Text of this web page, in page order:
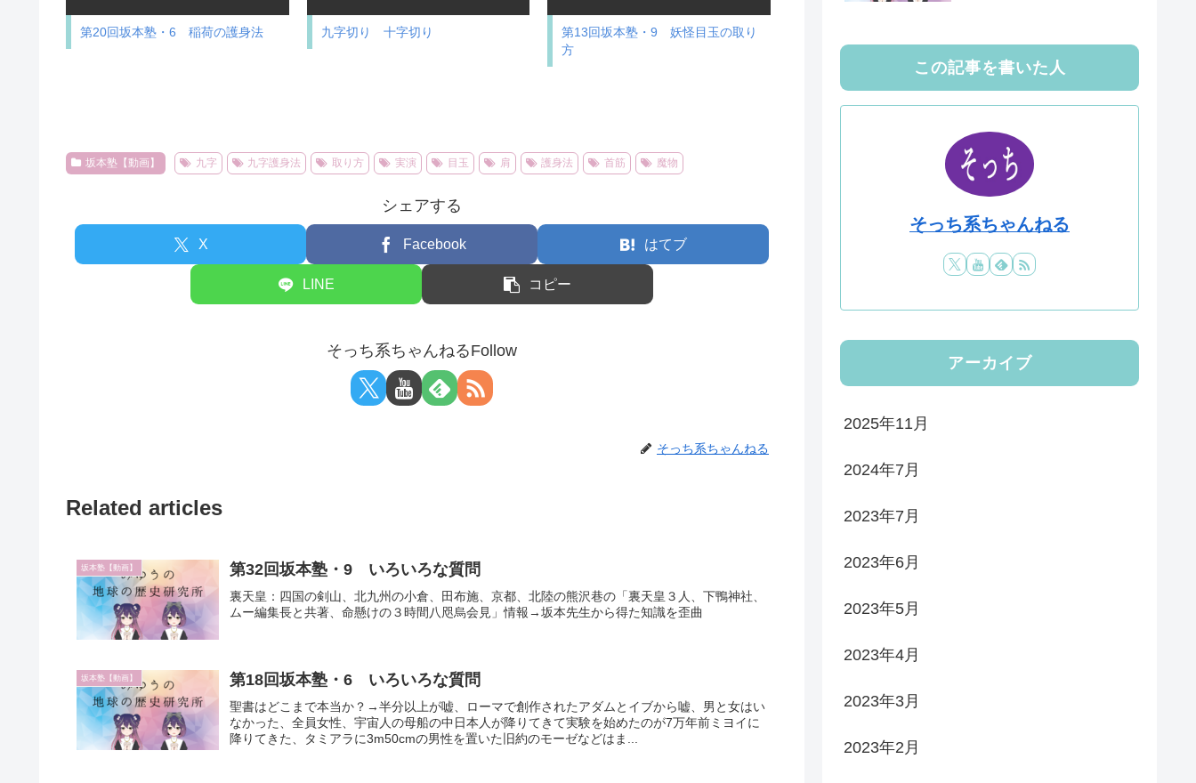
第20回坂本塾・6 稲荷の護身法 九字切り 十字切り
第13回坂本塾・9 妖怪目玉の取り
方
坂本塾【動画】 九字 九字護身法 取り方 実演 目玉 肩 護身法 首筋 魔物
シェアする
X Facebook はてブ
LINE コピー
そっち系ちゃんねるFollow
そっち系ちゃんねる
Related articles
坂本塾【動画】 第32回坂本塾・9 いろいろな質問
裏天皇：四国の剣山、北九州の小倉、田布施、京都、北陸の熊沢巷の「裏天皇３人、下鴨神社、
ムー編集長と共著、命懸けの３時間八咫烏会見」情報→坂本先生から得た知識を歪曲
坂本塾【動画】 第18回坂本塾・6 いろいろな質問
聖書はどこまで本当か？→半分以上が嘘、ローマで創作されたアダムとイブから嘘、男と女はい
なかった、全員女性、宇宙人の母船の中日本人が降りてきて実験を始めたのが7万年前ミヨイに
降りてきた、タミアラに3m50cmの男性を置いた旧約のモーゼなどはま...
この記事を書いた人
そっち系ちゃんねる
アーカイブ
2025年11月
2024年7月
2023年7月
2023年6月
2023年5月
2023年4月
2023年3月
2023年2月